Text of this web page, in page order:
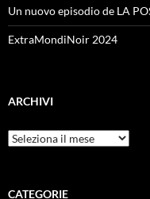
Un nuovo episodio de LA
ExtraMondiNoir 2024
ARCHIVI
Archivi
CATEGORIE